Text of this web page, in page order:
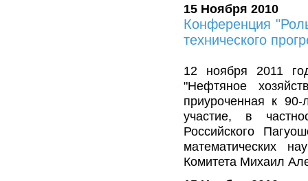
15 Ноября 2010
Конференция
технического
12 ноября 2011
"Нефтяное
приуроченная к
участие, в
Российского
математических
Комитета Михаил